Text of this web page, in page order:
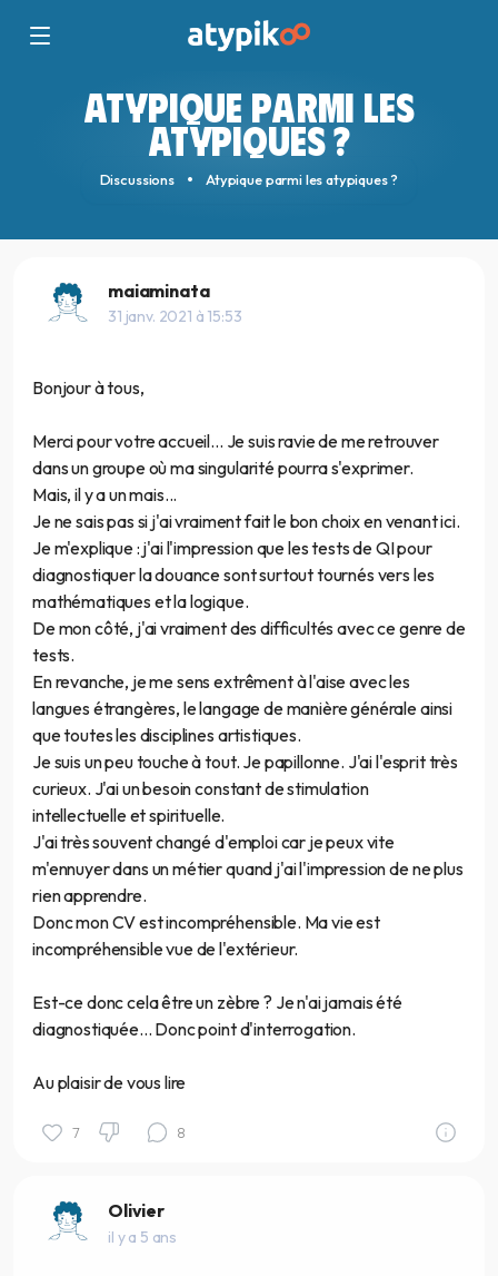
ATYPIQUE PARMI LES
ATYPIQUES ?
Discussions Atypique parmi les atypiques ?
maiaminata
31 janv. 2021 à 15:53
Bonjour à tous,
Merci pour votre accueil... Je suis ravie de me retrouver
dans un groupe où ma singularité pourra s'exprimer.
Mais, il y a un mais...
Je ne sais pas si j'ai vraiment fait le bon choix en venant ici.
Je m'explique : j'ai l'impression que les tests de QI pour
diagnostiquer la douance sont surtout tournés vers les
mathématiques et la logique.
De mon côté, j'ai vraiment des difficultés avec ce genre de
tests.
En revanche, je me sens extrêment à l'aise avec les
langues étrangères, le langage de manière générale ainsi
que toutes les disciplines artistiques.
Je suis un peu touche à tout. Je papillonne. J'ai l'esprit très
curieux. J'ai un besoin constant de stimulation
intellectuelle et spirituelle.
J'ai très souvent changé d'emploi car je peux vite
m'ennuyer dans un métier quand j'ai l'impression de ne plus
rien apprendre.
Donc mon CV est incompréhensible. Ma vie est
incompréhensible vue de l'extérieur.
Est-ce donc cela être un zèbre ? Je n'ai jamais été
diagnostiquée... Donc point d'interrogation.
Au plaisir de vous lire
7 8
Olivier
il y a 5 ans